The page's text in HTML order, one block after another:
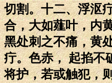
切割。十二、浮沤
合，大如薤叶，内
黑处刺之不痛，黄
疔。色赤， 起掐不
将护，若或触犯，